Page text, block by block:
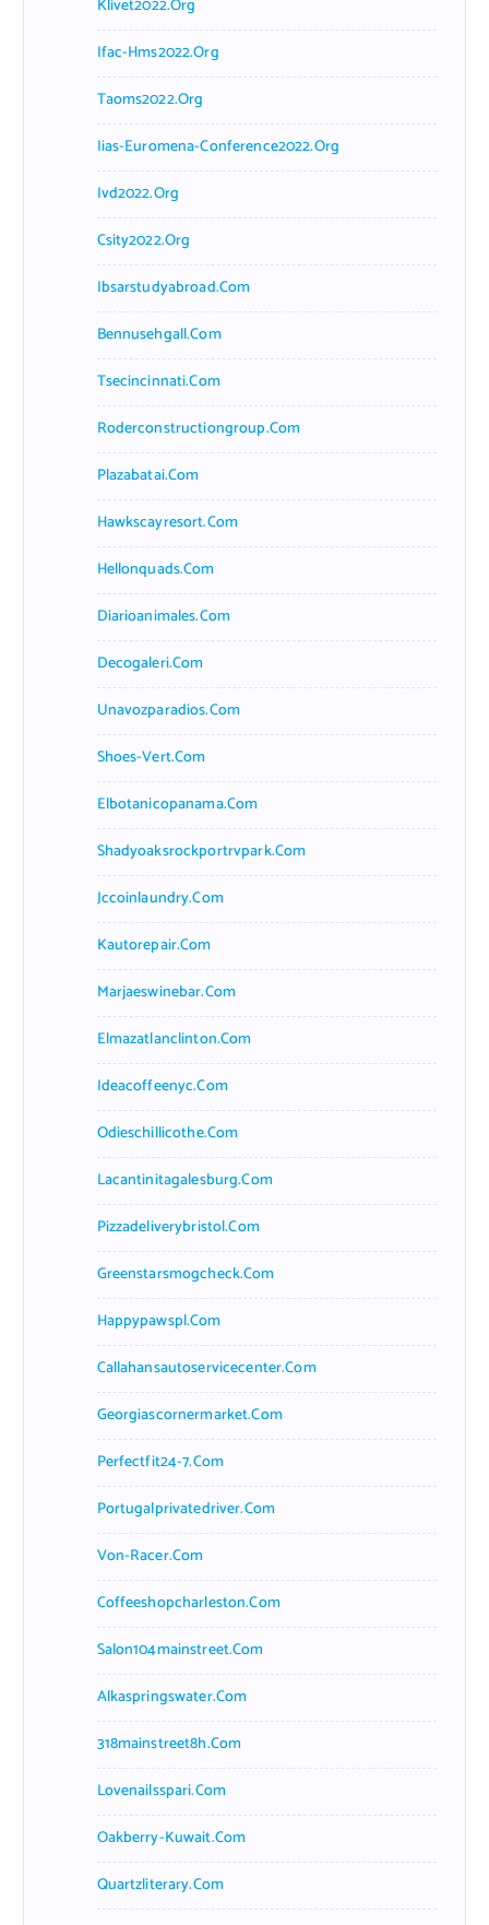
Klivet2022.org
Ifac-Hms2022.org
Taoms2022.org
Iias-Euromena-Conference2022.org
Ivd2022.org
Csity2022.org
Ibsarstudyabroad.com
Bennusehgall.com
Tsecincinnati.com
Roderconstructiongroup.com
Plazabatai.com
Hawkscayresort.com
Hellonquads.com
Diarioanimales.com
Decogaleri.com
Unavozparadios.com
Shoes-Vert.com
Elbotanicopanama.com
Shadyoaksrockportrvpark.com
Jccoinlaundry.com
Kautorepair.com
Marjaeswinebar.com
Elmazatlanclinton.com
Ideacoffeenyc.com
Odieschillicothe.com
Lacantinitagalesburg.com
Pizzadeliverybristol.com
Greenstarsmogcheck.com
Happypawspl.com
Callahansautoservicecenter.com
Georgiascornermarket.com
Perfectfit24-7.com
Portugalprivatedriver.com
Von-Racer.com
Coffeeshopcharleston.com
Salon104mainstreet.com
Alkaspringswater.com
318mainstreet8h.com
Lovenailsspari.com
Oakberry-Kuwait.com
Quartzliterary.com